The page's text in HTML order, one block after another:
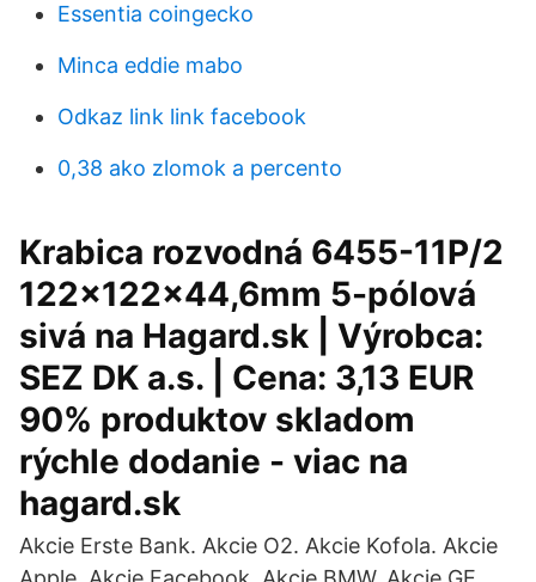
Essentia coingecko
Minca eddie mabo
Odkaz link link facebook
0,38 ako zlomok a percento
Krabica rozvodná 6455-11P/2
122x122x44,6mm 5-pólová
sivá na Hagard.sk | Výrobca:
SEZ DK a.s. | Cena: 3,13 EUR
90% produktov skladom
rýchle dodanie - viac na
hagard.sk
Akcie Erste Bank. Akcie O2. Akcie Kofola. Akcie